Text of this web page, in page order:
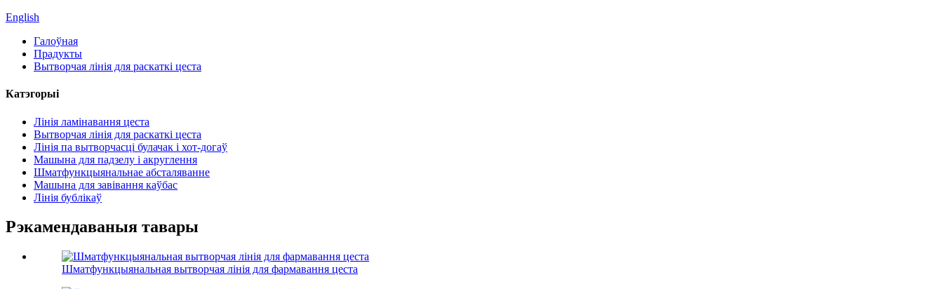
English
Галоўная
Прадукты
Вытворчая лінія для раскаткі цеста
Катэгорыі
Лінія ламінавання цеста
Вытворчая лінія для раскаткі цеста
Лінія па вытворчасці булачак і хот-догаў
Машына для падзелу і акруглення
Шматфункцыянальнае абсталяванне
Машына для завівання каўбас
Лінія бублікаў
Рэкамендаваныя тавары
Шматфункцыянальная вытворчая лінія для фармавання цеста